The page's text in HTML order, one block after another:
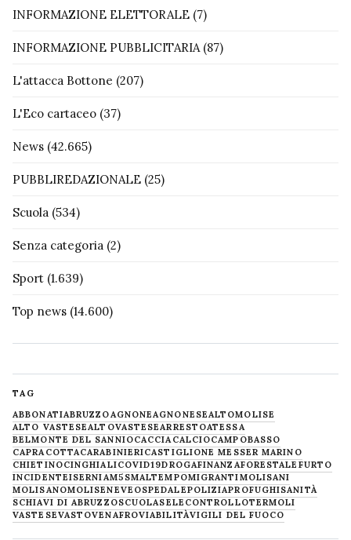
INFORMAZIONE ELETTORALE (7)
INFORMAZIONE PUBBLICITARIA (87)
L'attacca Bottone (207)
L'Eco cartaceo (37)
News (42.665)
PUBBLIREDAZIONALE (25)
Scuola (534)
Senza categoria (2)
Sport (1.639)
Top news (14.600)
TAG
ABBONATIABRUZZOAGNONEAGNONESEALTOMOLISE
ALTO VASTESEALTOVASTESEARRESTOATESSA
BELMONTE DEL SANNIOCACCIA CALCIOCAMPOBASSO
CAPRACOTTACARABINIERICASTIGLIONE MESSER MARINO
CHIETINOCINGHIALICOVID19DROGAFINANZAFORESTALE FURTO
INCIDENTEISERNIAM5SMALTEMPOMIGRANTIMOLISANI
MOLISANOMOLISENEVE OSPEDALEPOLIZIAPROFUGHISANITÀ
SCHIAVI DI ABRUZZOSCUOLASELECONTROLLOTERMOLI
VASTESEVASTOVENAFROVIABILITÀVIGILI DEL FUOCO